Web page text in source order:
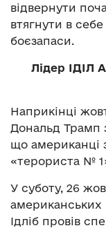
відвернути
втягнути в
боєзапаси.
Лідер ІДІЛ
Наприкінці
Дональд Трамп
що американці
«терориста №
У суботу, 26
американських
Ідліб провів